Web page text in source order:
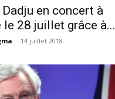
Dadju en concert à
le 28 juillet grâce à...
- 14 juillet 2018